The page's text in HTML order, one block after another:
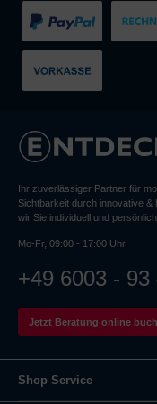
Ihr zuverlässiger Partner für
Sichtbarkeit durch innovative
wir Sie individuell und persönlich.
Mo-Fr, 09:00 - 17:00 Uhr
+49 6003 - 93
Jetzt Beratung online
Shop Service